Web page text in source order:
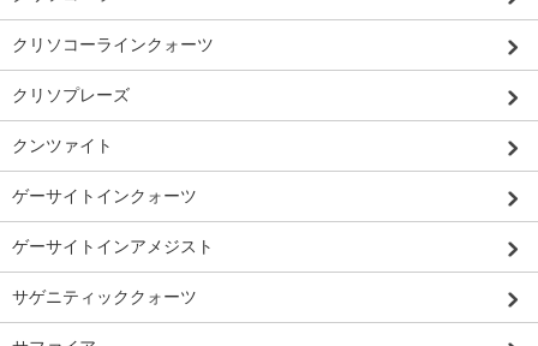
クリソコーラインクォーツ
クリソプレーズ
クンツァイト
ゲーサイトインクォーツ
ゲーサイトインアメジスト
サゲニティッククォーツ